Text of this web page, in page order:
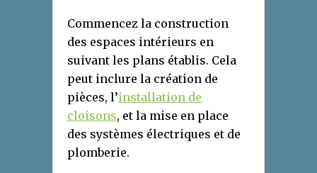
Commencez la construction
des espaces intérieurs en
suivant les plans établis. Cela
peut inclure la création de
pièces, l’installation de
cloisons, et la mise en place
des systèmes électriques et de
plomberie.